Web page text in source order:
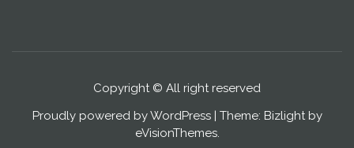
Copyright © All right reserved
Proudly powered by WordPress | Theme: Bizlight by
eVisionThemes.